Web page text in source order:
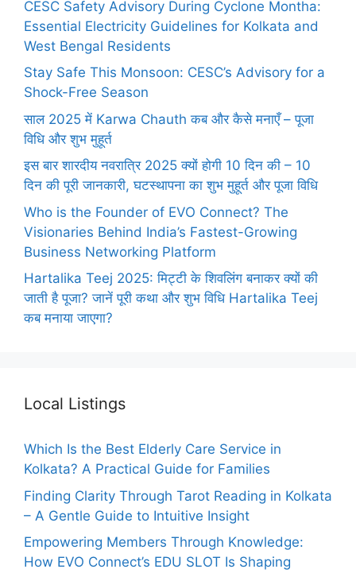
CESC Safety Advisory During Cyclone Montha:
Essential Electricity Guidelines for Kolkata and
West Bengal Residents
Stay Safe This Monsoon: CESC’s Advisory for a
Shock-Free Season
साल 2025 में Karwa Chauth कब और कैसे मनाएँ – पूजा
विधि और शुभ मुहूर्त
इस बार शारदीय नवरात्रि 2025 क्यों होगी 10 दिन की – 10
दिन की पूरी जानकारी, घटस्थापना का शुभ मुहूर्त और पूजा विधि
Who is the Founder of EVO Connect? The
Visionaries Behind India’s Fastest-Growing
Business Networking Platform
Hartalika Teej 2025: मिट्टी के शिवलिंग बनाकर क्यों की
जाती है पूजा? जानें पूरी कथा और शुभ विधि Hartalika Teej
कब मनाया जाएगा?
Local Listings
Which Is the Best Elderly Care Service in
Kolkata? A Practical Guide for Families
Finding Clarity Through Tarot Reading in Kolkata
– A Gentle Guide to Intuitive Insight
Empowering Members Through Knowledge:
How EVO Connect’s EDU SLOT Is Shaping